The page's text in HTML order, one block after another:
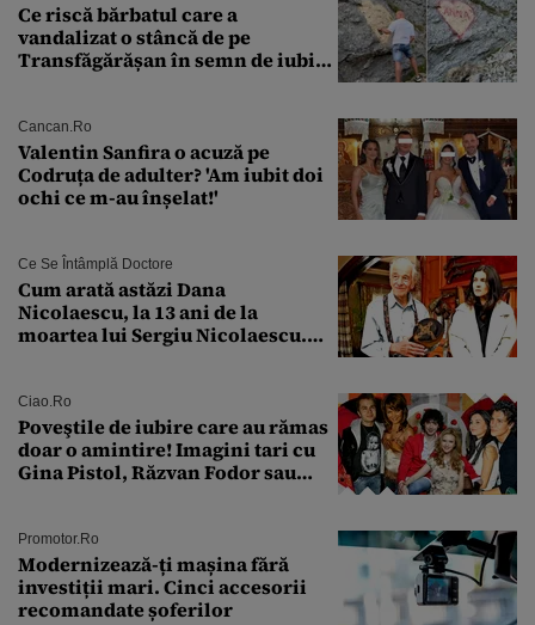
Ce riscă bărbatul care a
vandalizat o stâncă de pe
Transfăgărășan în semn de iubire
Cancan.ro
Valentin Sanfira o acuză pe
Codruța de adulter? 'Am iubit doi
ochi ce m-au înșelat!'
Ce Se Întâmplă Doctore
Cum arată astăzi Dana
Nicolaescu, la 13 ani de la
moartea lui Sergiu Nicolaescu.
Ciao.ro
Poveştile de iubire care au rămas
doar o amintire! Imagini tari cu
Gina Pistol, Răzvan Fodor sau
Promotor.ro
Modernizează-ți mașina fără
investiții mari. Cinci accesorii
recomandate șoferilor